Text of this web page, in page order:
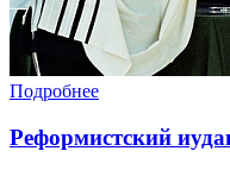
Подробнее
Реформистский